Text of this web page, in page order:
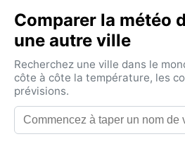
Comparer la météo
une autre ville
Recherchez une ville dans le
côte à côte la température, les
prévisions.